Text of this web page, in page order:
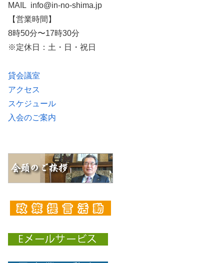
MAIL info@in-no-shima.jp
【営業時間】
8時50分〜17時30分
※定休日：土・日・祝日
貸会議室
アクセス
スケジュール
入会のご案内